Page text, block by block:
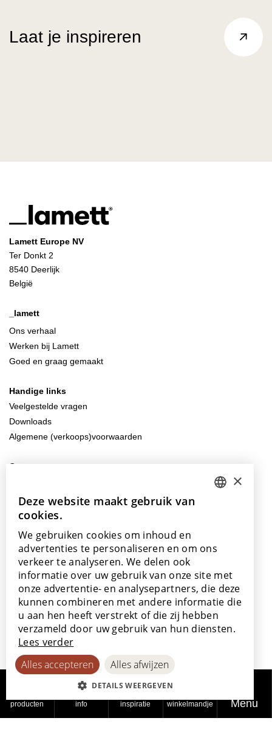
producten info inspiratie winkelmandje Menu
Laat je inspireren
Lamett Europe NV
Ter Donkt 2
8540 Deerlijk
België
_lamett
Ons verhaal
Werken bij Lamett
Goed en graag gemaakt
Handige links
Veelgestelde vragen
Downloads
Algemene (verkoops)voorwaarden
Contacteer ons
+32 56 77 45 15
Onze showroom
Onze verkooppunten
Met de steun van
© 2026
Privacy
Cookiebeleid Toegankelijkheidsverklaring
GERMAN
SPANISH
×
Deze website maakt gebruik van
cookies.
We gebruiken cookies om inhoud en
advertenties te personaliseren en om ons
verkeer te analyseren. We delen ook
informatie over uw gebruik van onze site met
onze advertentie- en analysepartners, die deze
kunnen combineren met andere informatie die
u aan hen heeft verstrekt of die zij hebben
verzameld door uw gebruik van hun diensten.
Lees verder
Alles accepteren
Alles afwijzen
DETAILS WEERGEVEN